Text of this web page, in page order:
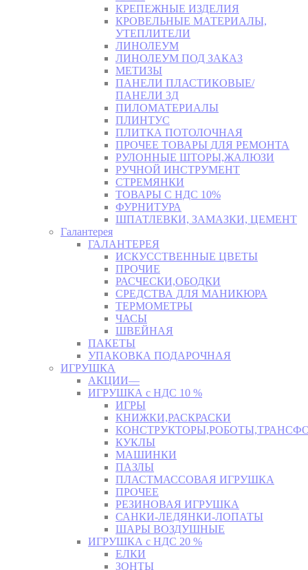
КРЕПЕЖНЫЕ ИЗДЕЛИЯ
КРОВЕЛЬНЫЕ МАТЕРИАЛЫ,
УТЕПЛИТЕЛИ
ЛИНОЛЕУМ
ЛИНОЛЕУМ ПОД ЗАКАЗ
МЕТИЗЫ
ПАНЕЛИ ПЛАСТИКОВЫЕ/
ПАНЕЛИ 3Д
ПИЛОМАТЕРИАЛЫ
ПЛИНТУС
ПЛИТКА ПОТОЛОЧНАЯ
ПРОЧЕЕ ТОВАРЫ ДЛЯ РЕМОНТА
РУЛОННЫЕ ШТОРЫ,ЖАЛЮЗИ
РУЧНОЙ ИНСТРУМЕНТ
СТРЕМЯНКИ
ТОВАРЫ С НДС 10%
ФУРНИТУРА
ШПАТЛЕВКИ, ЗАМАЗКИ, ЦЕМЕНТ
Галантерея
ГАЛАНТЕРЕЯ
ИСКУССТВЕННЫЕ ЦВЕТЫ
ПРОЧИЕ
РАСЧЕСКИ,ОБОДКИ
СРЕДСТВА ДЛЯ МАНИКЮРА
ТЕРМОМЕТРЫ
ЧАСЫ
ШВЕЙНАЯ
ПАКЕТЫ
УПАКОВКА ПОДАРОЧНАЯ
ИГРУШКА
АКЦИИ—
ИГРУШКА с НДС 10 %
ИГРЫ
КНИЖКИ,РАСКРАСКИ
КУКЛЫ
МАШИНКИ
ПАЗЛЫ
ПЛАСТМАССОВАЯ ИГРУШКА
ПРОЧЕЕ
РЕЗИНОВАЯ ИГРУШКА
САНКИ-ЛЕДЯНКИ-ЛОПАТЫ
ШАРЫ ВОЗДУШНЫЕ
ИГРУШКА с НДС 20 %
ЕЛКИ
ЗОНТЫ